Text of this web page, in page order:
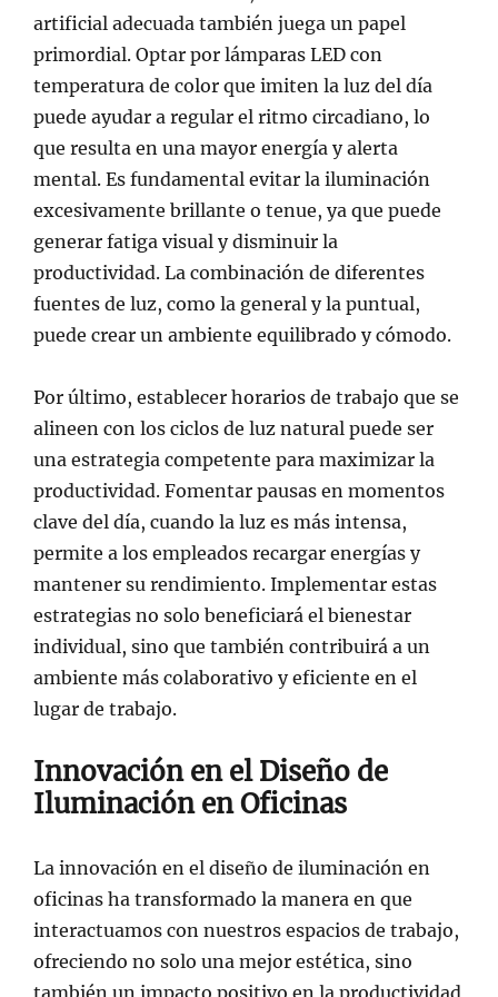
artificial adecuada también juega un papel
primordial. Optar por lámparas LED con
temperatura de color que imiten la luz del día
puede ayudar a regular el ritmo circadiano, lo
que resulta en una mayor energía y alerta
mental. Es fundamental evitar la iluminación
excesivamente brillante o tenue, ya que puede
generar fatiga visual y disminuir la
productividad. La combinación de diferentes
fuentes de luz, como la general y la puntual,
puede crear un ambiente equilibrado y cómodo.
Por último, establecer horarios de trabajo que se
alineen con los ciclos de luz natural puede ser
una estrategia competente para maximizar la
productividad. Fomentar pausas en momentos
clave del día, cuando la luz es más intensa,
permite a los empleados recargar energías y
mantener su rendimiento. Implementar estas
estrategias no solo beneficiará el bienestar
individual, sino que también contribuirá a un
ambiente más colaborativo y eficiente en el
lugar de trabajo.
Innovación en el Diseño de
Iluminación en Oficinas
La innovación en el diseño de iluminación en
oficinas ha transformado la manera en que
interactuamos con nuestros espacios de trabajo,
ofreciendo no solo una mejor estética, sino